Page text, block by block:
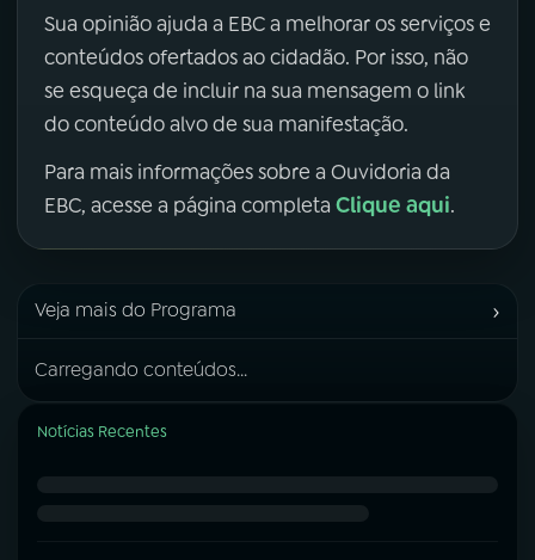
Sua opinião ajuda a EBC a melhorar os serviços e
conteúdos ofertados ao cidadão. Por isso, não
se esqueça de incluir na sua mensagem o link
do conteúdo alvo de sua manifestação.
Para mais informações sobre a Ouvidoria da
EBC, acesse a página completa Clique aqui.
Veja mais do Programa ›
Carregando conteúdos...
Notícias Recentes